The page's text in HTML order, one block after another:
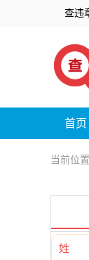
查违
首页
当前位置
姓